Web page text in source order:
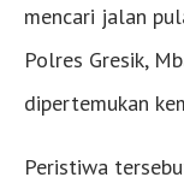
mencari jalan
Polres Gresik,
dipertemukan
Peristiwa